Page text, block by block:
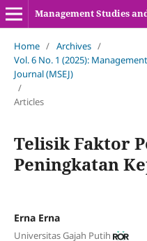
Management Studies
Home / Archives /
Vol. 6 No. 1 (2025):
Journal (MSEJ)
/
Articles
Telisik Faktor
Peningkatan
Erna Erna
Universitas Gajah Putih